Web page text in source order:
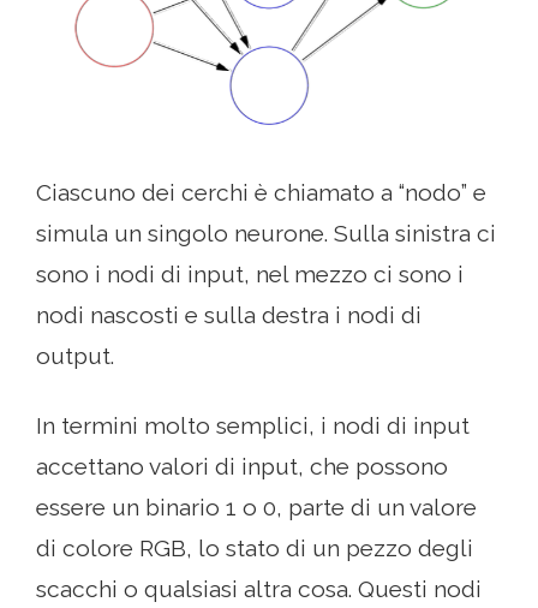
Ciascuno dei cerchi è chiamato a “nodo” e
simula un singolo neurone. Sulla sinistra ci
sono i nodi di input, nel mezzo ci sono i
nodi nascosti e sulla destra i nodi di
output.
In termini molto semplici, i nodi di input
accettano valori di input, che possono
essere un binario 1 o 0, parte di un valore
di colore RGB, lo stato di un pezzo degli
scacchi o qualsiasi altra cosa. Questi nodi